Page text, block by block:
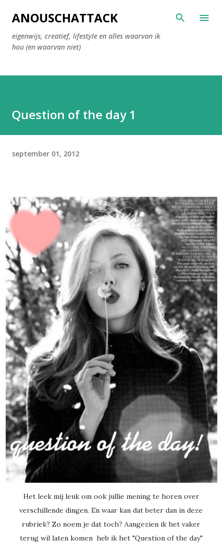
Doorgaan naar hoofdcontent
ANOUSCHATTACK
eigenwijs, creatief, lifestyle en alles waarvan ik
hou (en waarvan niet)
Question of the day 1
september 01, 2012
Het leek mij leuk om ook jullie mening te horen over
verschillende dingen. En waar kan dat beter dan in deze
rubriek? Zo noem je dat toch? Aangezien ik het vaker
terug wil laten komen heb ik het "Question of the day"